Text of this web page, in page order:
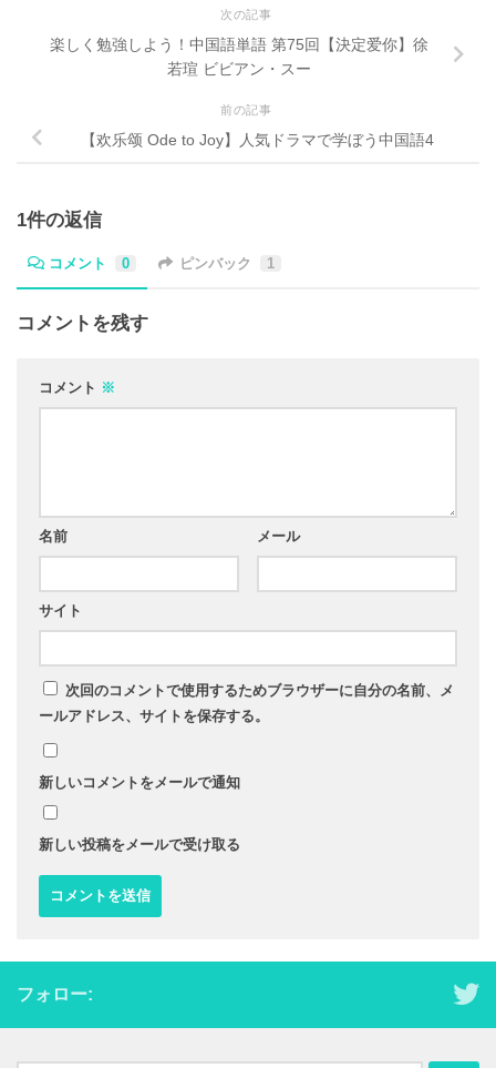
次の記事
楽しく勉強しよう！中国語単語 第75回【決定爱你】徐
若瑄 ビビアン・スー
前の記事
【欢乐颂 Ode to Joy】人気ドラマで学ぼう中国語4
1件の返信
コメント 0 ピンバック 1
コメントを残す
コメント ※
名前 メール
サイト
次回のコメントで使用するためブラウザーに自分の名前、メ
ールアドレス、サイトを保存する。
新しいコメントをメールで通知
新しい投稿をメールで受け取る
フォロー: